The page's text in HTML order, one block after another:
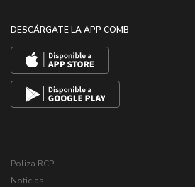
DESCÁRGATE LA APP COMB
Poliza RCP
Noticias